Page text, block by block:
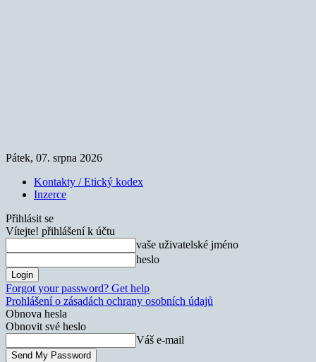
Pátek, 07. srpna 2026
Kontakty / Etický kodex
Inzerce
Přihlásit se
Vítejte! přihlášení k účtu
vaše uživatelské jméno
heslo
Forgot your password? Get help
Prohlášení o zásadách ochrany osobních údajů
Obnova hesla
Obnovit své heslo
Váš e-mail